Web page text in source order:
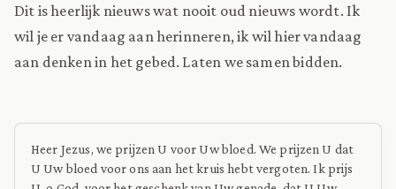
Dit is heerlijk nieuws wat nooit oud nieuws wordt. Ik
wil je er vandaag aan herinneren, ik wil hier vandaag
aan denken in het gebed. Laten we samen bidden.
Heer Jezus, we prijzen U voor Uw bloed. We prijzen U dat
U Uw bloed voor ons aan het kruis hebt vergoten. Ik prijs